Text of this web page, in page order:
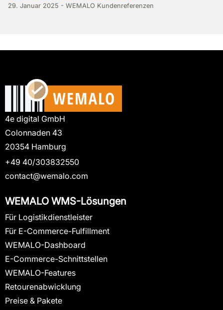
29. Januar 2025 - WEMALO Kundenreferenzen
4e digital GmbH
Colonnaden 43
20354 Hamburg
+49 40/303832550
contact@wemalo.com
WEMALO WMS-Lösungen
Für Logistikdienstleister
Für E-Commerce-Fulfillment
WEMALO-Dashboard
E-Commerce-Schnittstellen
WEMALO-Features
Retourenabwicklung
Preise & Pakete